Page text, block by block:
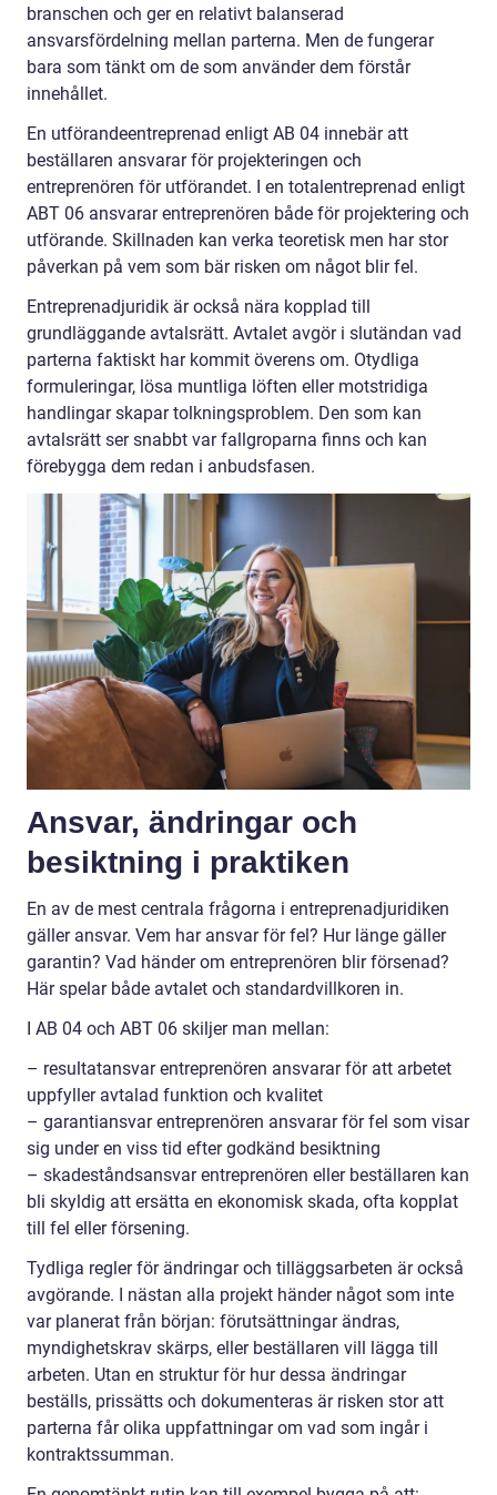
branschen och ger en relativt balanserad
ansvarsfördelning mellan parterna. Men de fungerar
bara som tänkt om de som använder dem förstår
innehållet.
En utförandeentreprenad enligt AB 04 innebär att
beställaren ansvarar för projekteringen och
entreprenören för utförandet. I en totalentreprenad enligt
ABT 06 ansvarar entreprenören både för projektering och
utförande. Skillnaden kan verka teoretisk men har stor
påverkan på vem som bär risken om något blir fel.
Entreprenadjuridik är också nära kopplad till
grundläggande avtalsrätt. Avtalet avgör i slutändan vad
parterna faktiskt har kommit överens om. Otydliga
formuleringar, lösa muntliga löften eller motstridiga
handlingar skapar tolkningsproblem. Den som kan
avtalsrätt ser snabbt var fallgroparna finns och kan
förebygga dem redan i anbudsfasen.
Ansvar, ändringar och
besiktning i praktiken
En av de mest centrala frågorna i entreprenadjuridiken
gäller ansvar. Vem har ansvar för fel? Hur länge gäller
garantin? Vad händer om entreprenören blir försenad?
Här spelar både avtalet och standardvillkoren in.
I AB 04 och ABT 06 skiljer man mellan:
– resultatansvar entreprenören ansvarar för att arbetet
uppfyller avtalad funktion och kvalitet
– garantiansvar entreprenören ansvarar för fel som visar
sig under en viss tid efter godkänd besiktning
– skadeståndsansvar entreprenören eller beställaren kan
bli skyldig att ersätta en ekonomisk skada, ofta kopplat
till fel eller försening.
Tydliga regler för ändringar och tilläggsarbeten är också
avgörande. I nästan alla projekt händer något som inte
var planerat från början: förutsättningar ändras,
myndighetskrav skärps, eller beställaren vill lägga till
arbeten. Utan en struktur för hur dessa ändringar
beställs, prissätts och dokumenteras är risken stor att
parterna får olika uppfattningar om vad som ingår i
kontraktssumman.